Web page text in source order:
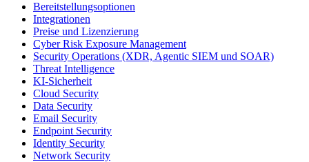
Bereitstellungsoptionen
Integrationen
Preise und Lizenzierung
Cyber Risk Exposure Management
Security Operations (XDR, Agentic SIEM und SOAR)
Threat Intelligence
KI-Sicherheit
Cloud Security
Data Security
Email Security
Endpoint Security
Identity Security
Network Security